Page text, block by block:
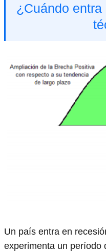
¿Cuándo
Un país entra en
experimenta un período